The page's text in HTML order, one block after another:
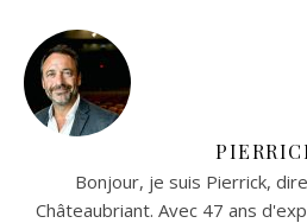
Bonjour, je suis Pierrick,
Châteaubriant. Avec 47 ans